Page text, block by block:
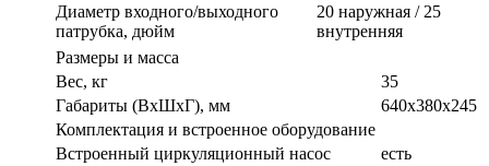
Диаметр входного/выходного
патрубка, дюйм
20 наружная / 25
внутренняя
Размеры и масса
Вес, кг
35
Габариты (ВxШxГ), мм
640х380х245
Комплектация и встроенное оборудование
Встроенный циркуляционный насос
есть